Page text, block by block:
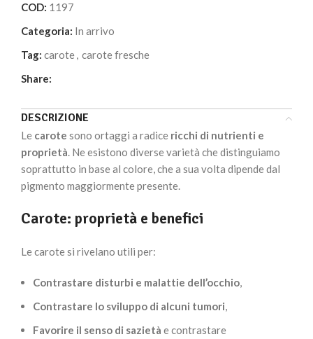
COD: 1197
Categoria: In arrivo
Tag: carote, carote fresche
Share:
DESCRIZIONE
Le carote sono ortaggi a radice ricchi di nutrienti e
proprietà. Ne esistono diverse varietà che distinguiamo
soprattutto in base al colore, che a sua volta dipende dal
pigmento maggiormente presente.
Carote: proprietà e benefici
Le carote si rivelano utili per:
Contrastare disturbi e malattie dell’occhio,
Contrastare lo sviluppo di alcuni tumori,
Favorire il senso di sazietà e contrastare